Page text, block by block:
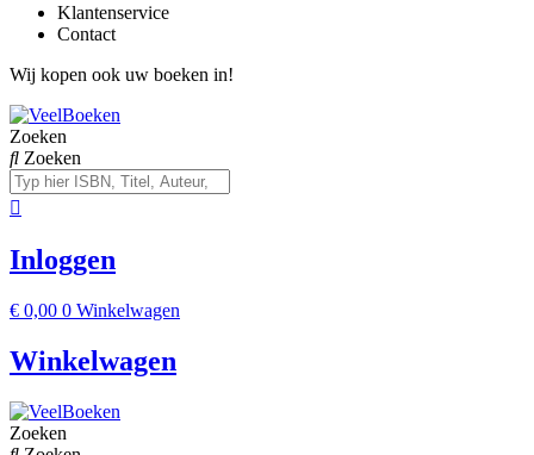
Klantenservice
Contact
Wij kopen ook uw boeken in!
Zoeken
Zoeken
Inloggen
€ 0,00 0 Winkelwagen
Winkelwagen
Zoeken